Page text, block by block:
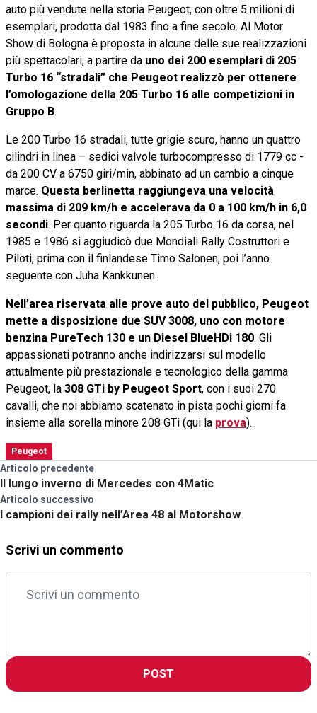
auto più vendute nella storia Peugeot, con oltre 5 milioni di
esemplari, prodotta dal 1983 fino a fine secolo. Al Motor
Show di Bologna è proposta in alcune delle sue realizzazioni
più spettacolari, a partire da uno dei 200 esemplari di 205
Turbo 16 “stradali” che Peugeot realizzò per ottenere
l’omologazione della 205 Turbo 16 alle competizioni in
Gruppo B.
Le 200 Turbo 16 stradali, tutte grigie scuro, hanno un quattro
cilindri in linea – sedici valvole turbocompresso di 1779 cc -
da 200 CV a 6750 giri/min, abbinato ad un cambio a cinque
marce. Questa berlinetta raggiungeva una velocità
massima di 209 km/h e accelerava da 0 a 100 km/h in 6,0
secondi. Per quanto riguarda la 205 Turbo 16 da corsa, nel
1985 e 1986 si aggiudicò due Mondiali Rally Costruttori e
Piloti, prima con il finlandese Timo Salonen, poi l’anno
seguente con Juha Kankkunen.
Nell’area riservata alle prove auto del pubblico, Peugeot
mette a disposizione due SUV 3008, uno con motore
benzina PureTech 130 e un Diesel BlueHDi 180. Gli
appassionati potranno anche indirizzarsi sul modello
attualmente più prestazionale e tecnologico della gamma
Peugeot, la 308 GTi by Peugeot Sport, con i suoi 270
cavalli, che noi abbiamo scatenato in pista pochi giorni fa
insieme alla sorella minore 208 GTi (qui la prova).
Peugeot
Articolo precedente
Il lungo inverno di Mercedes con 4Matic
Articolo successivo
I campioni dei rally nell’Area 48 al Motorshow
Scrivi un commento
POST